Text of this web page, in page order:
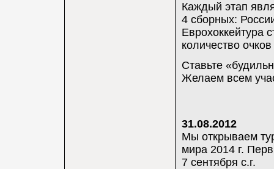
Каждый этап
4 сборных:
Еврохоккейтура
количество
Ставьте
Желаем всем
31.08.2012
Мы открываем
мира 2014 г.
7 сентября с.г.